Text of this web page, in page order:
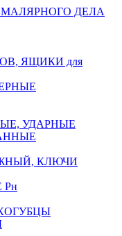
ДЕЛА
ЯЩИКИ для
УДАРНЫЕ
КЛЮЧИ
Рн